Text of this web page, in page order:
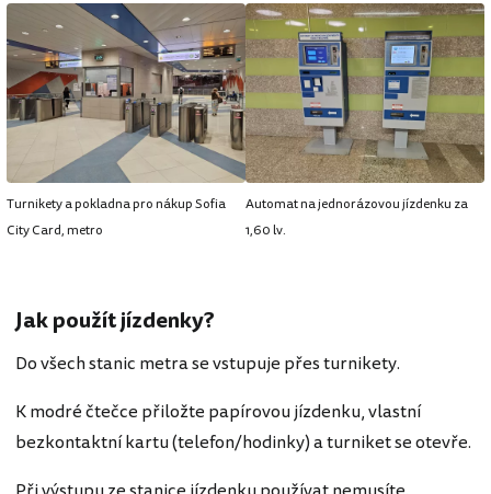
Turnikety a pokladna pro nákup Sofia
City Card, metro
Automat na jednorázovou jízdenku za
1,60 lv.
Jak použít jízdenky?
Do všech stanic metra se vstupuje přes turnikety.
K modré čtečce přiložte papírovou jízdenku, vlastní
bezkontaktní kartu (telefon/hodinky) a turniket se otevře.